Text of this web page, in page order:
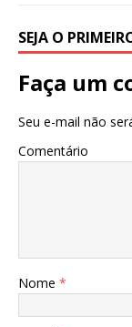
SEJA O
Faça um
Seu e-mail não
Comentário
Nome *